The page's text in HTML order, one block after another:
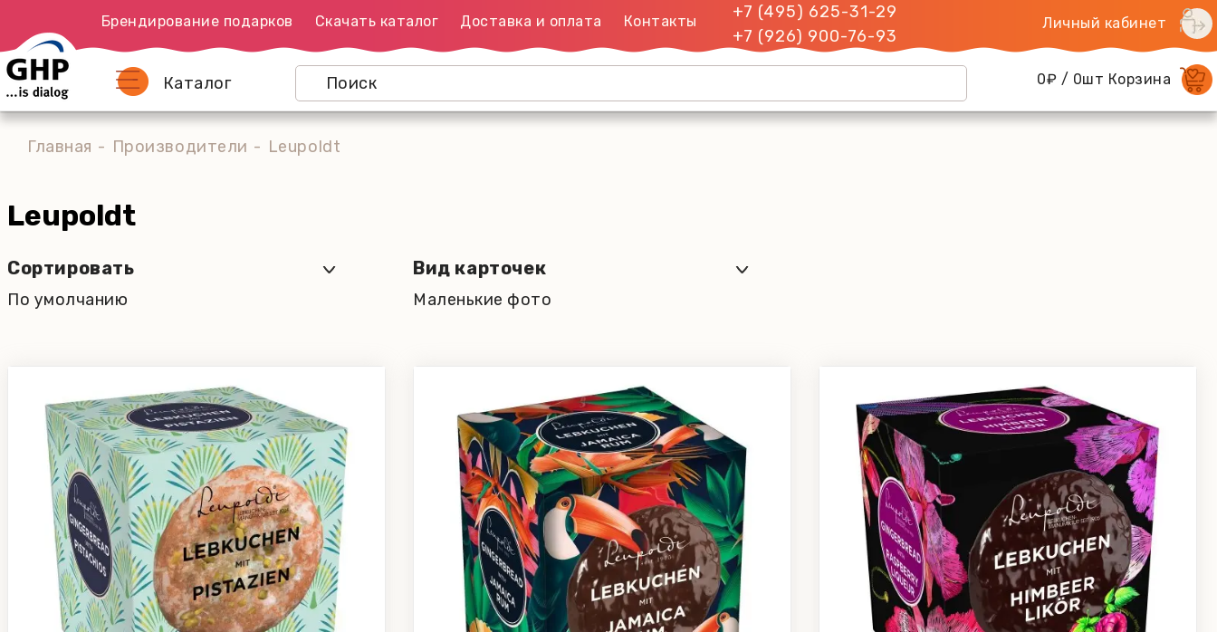
Брендирование подарков Скачать каталог Доставка и оплата Контакты
+7 (495) 625-31-29
+7 (926) 900-76-93
Каталог
Личный кабинет
0₽ / 0шт Корзина
Главная Производители Leupoldt
Leupoldt
Сортировать
По умолчанию
Вид карточек
Маленькие фото